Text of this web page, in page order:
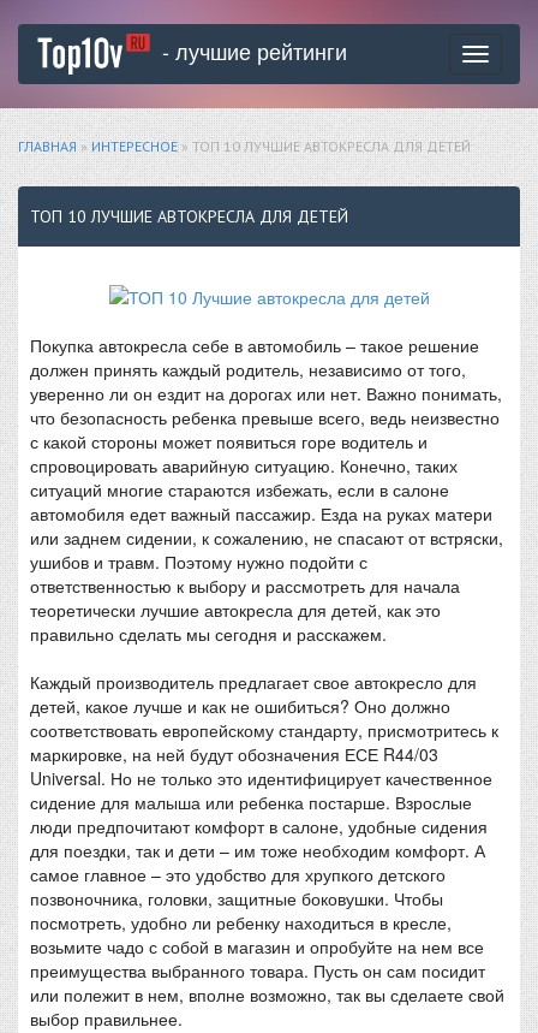
Toggle
- лучшие рейтинги
ГЛАВНАЯ »ИНТЕРЕСНОЕ» ТОП 10 ЛУЧШИЕ АВТОКРЕСЛА ДЛЯ ДЕТЕЙ
ТОП 10 ЛУЧШИЕ АВТОКРЕСЛА ДЛЯ ДЕТЕЙ
Покупка автокресла себе в автомобиль – такое решение
должен принять каждый родитель, независимо от того,
уверенно ли он ездит на дорогах или нет. Важно понимать,
что безопасность ребенка превыше всего, ведь неизвестно
с какой стороны может появиться горе водитель и
спровоцировать аварийную ситуацию. Конечно, таких
ситуаций многие стараются избежать, если в салоне
автомобиля едет важный пассажир. Езда на руках матери
или заднем сидении, к сожалению, не спасают от встряски,
ушибов и травм. Поэтому нужно подойти с
ответственностью к выбору и рассмотреть для начала
теоретически лучшие автокресла для детей, как это
правильно сделать мы сегодня и расскажем.
Каждый производитель предлагает свое автокресло для
детей, какое лучше и как не ошибиться? Оно должно
соответствовать европейскому стандарту, присмотритесь к
маркировке, на ней будут обозначения ЕСЕ R44/03
Universal. Но не только это идентифицирует качественное
сидение для малыша или ребенка постарше. Взрослые
люди предпочитают комфорт в салоне, удобные сидения
для поездки, так и дети – им тоже необходим комфорт. А
самое главное – это удобство для хрупкого детского
позвоночника, головки, защитные боковушки. Чтобы
посмотреть, удобно ли ребенку находиться в кресле,
возьмите чадо с собой в магазин и опробуйте на нем все
преимущества выбранного товара. Пусть он сам посидит
или полежит в нем, вполне возможно, так вы сделаете свой
выбор правильнее.